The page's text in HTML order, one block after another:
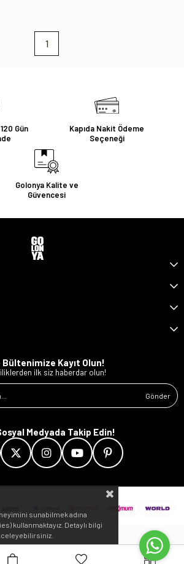
1
Gün
Kapıda Nakit Ödeme
Seçeneği
Golonya Kalite ve
Güvencesi
Bültenimize Kayıt Olun!
ilk siz haberdar olun!
Gönder
Medyada Takip Edin!
sunabilmek adına
kullanmaktayız. Detaylı bilgi